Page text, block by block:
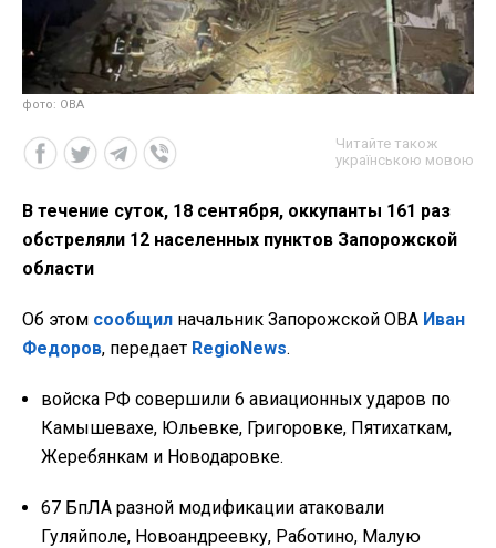
фото: ОВА
Читайте також
українською мовою
В течение суток, 18 сентября, оккупанты 161 раз
обстреляли 12 населенных пунктов Запорожской
области
Об этом сообщил начальник Запорожской ОВА Иван
Федоров, передает RegioNews.
войска РФ совершили 6 авиационных ударов по
Камышевахе, Юльевке, Григоровке, Пятихаткам,
Жеребянкам и Новодаровке.
67 БпЛА разной модификации атаковали
Гуляйполе, Новоандреевку, Работино, Малую